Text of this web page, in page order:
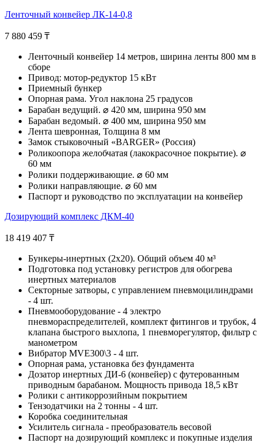
Ленточный конвейер ЛК-14-0,8
7 880 459 ₸
Ленточный конвейер 14 метров, ширина ленты 800 мм в
сборе
Привод: мотор-редуктор 15 кВт
Приемный бункер
Опорная рама. Угол наклона 25 градусов
Барабан ведущий. ⌀ 420 мм, ширина 950 мм
Барабан ведомый. ⌀ 400 мм, ширина 950 мм
Лента шевронная, Толщина 8 мм
Замок стыковочный «BARGER» (Россия)
Роликоопора желобчатая (лакокрасочное покрытие). ⌀
60 мм
Ролики поддерживающие. ⌀ 60 мм
Ролики направляющие. ⌀ 60 мм
Паспорт и руководство по эксплуатации на конвейер
Дозирующий комплекс ДКМ-40
18 419 407 ₸
Бункеры-инертных (2х20). Общий объем 40 м³
Подготовка под установку регистров для обогрева
инертных материалов
Секторные затворы, с управлением пневмоцилиндрами
- 4 шт.
Пневмооборудование - 4 электро
пневмораспределителей, комплект фитингов и трубок, 4
клапана быстрого выхлопа, 1 пневморегулятор, фильтр с
манометром
Вибратор MVE300\3 - 4 шт.
Опорная рама, установка без фундамента
Дозатор инертных ДИ-6 (конвейер) с футерованным
приводным барабаном. Мощность привода 18,5 кВт
Ролики с антикоррозийным покрытием
Тензодатчики на 2 тонны - 4 шт.
Коробка соединительная
Усилитель сигнала - преобразователь весовой
Паспорт на дозирующий комплекс и покупные изделия